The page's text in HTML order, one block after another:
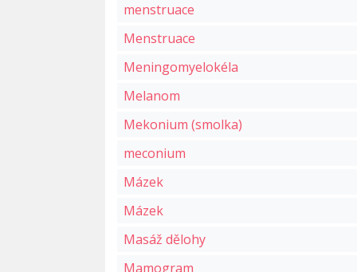
menstruace
Menstruace
Meningomyelokéla
Melanom
Mekonium (smolka)
meconium
Mázek
Mázek
Masáž dělohy
Mamogram